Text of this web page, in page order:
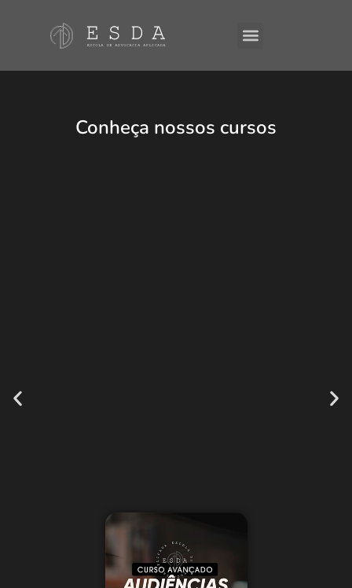
Conheça nossos cursos